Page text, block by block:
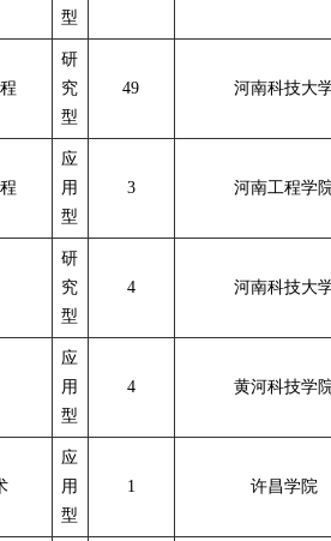
型
研
究
型
49 河南科技大
应
用
型
3 河南工程学
研
究
型
4 河南科技大
应
用
型
4 黄河科技学
应
用
型
1 许昌学院